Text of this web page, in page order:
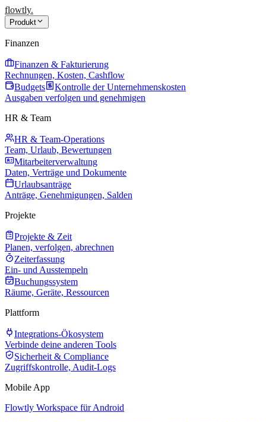
flowtly.
Produkt
Finanzen
Finanzen & Fakturierung
Rechnungen, Kosten, Cashflow
Budgets
Kontrolle der Unternehmenskosten
Ausgaben verfolgen und genehmigen
HR & Team
HR & Team-Operations
Team, Urlaub, Bewertungen
Mitarbeiterverwaltung
Daten, Verträge und Dokumente
Urlaubsanträge
Anträge, Genehmigungen, Salden
Projekte
Projekte & Zeit
Planen, verfolgen, abrechnen
Zeiterfassung
Ein- und Ausstempeln
Buchungssystem
Räume, Geräte, Ressourcen
Plattform
Integrations-Ökosystem
Verbinde deine anderen Tools
Sicherheit & Compliance
Zugriffskontrolle, Audit-Logs
Mobile App
Flowtly Workspace für Android